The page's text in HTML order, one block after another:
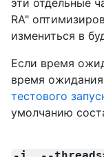
RA"
измениться в
Если время
время
тестового
умолчанию